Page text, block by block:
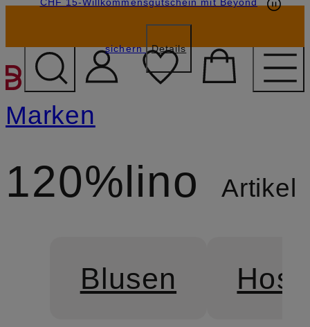
ZUM HAUPTINHALT
sichern Details
Marken
120%lino Artikel
Blusen